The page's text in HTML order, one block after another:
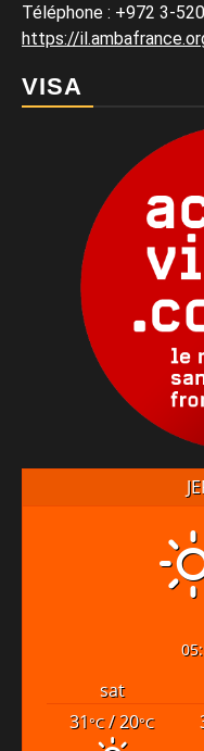
Téléphone : +972 3-
https://
VISA
sat
31°C/ 20°C